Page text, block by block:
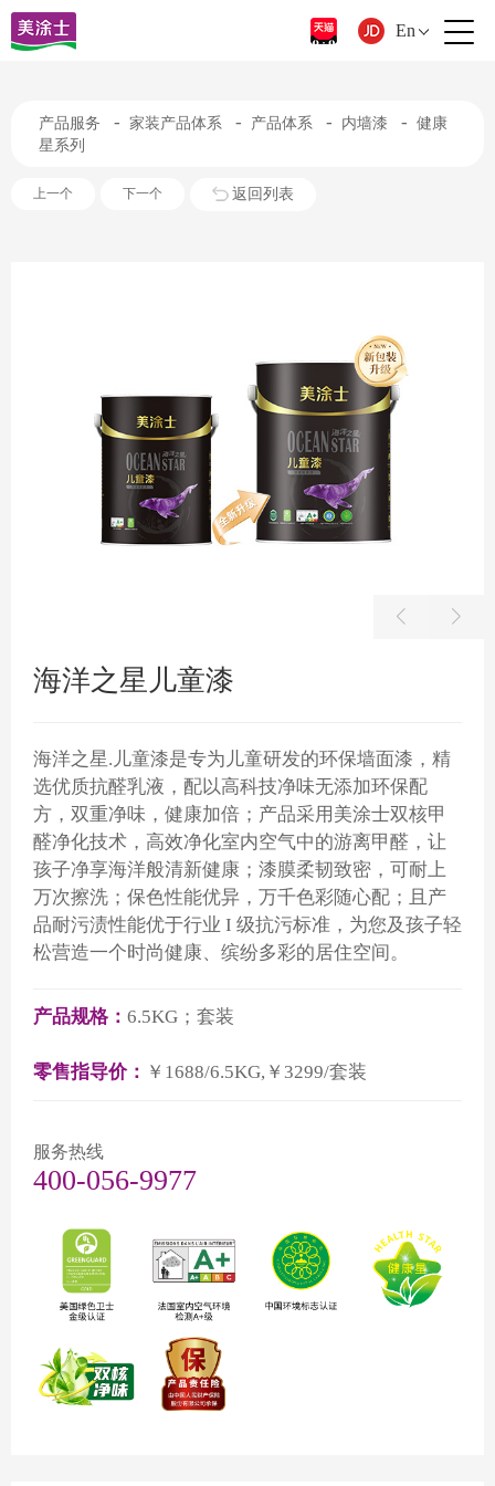
En
产品服务 - 家装产品体系 - 产品体系 - 内墙漆 - 健康
星系列
上一个 下一个 返回列表
海洋之星儿童漆
海洋之星.儿童漆是专为儿童研发的环保墙面漆，精
选优质抗醛乳液，配以高科技净味无添加环保配
方，双重净味，健康加倍；产品采用美涂士双核甲
醛净化技术，高效净化室内空气中的游离甲醛，让
孩子净享海洋般清新健康；漆膜柔韧致密，可耐上
万次擦洗；保色性能优异，万千色彩随心配；且产
品耐污渍性能优于行业 I 级抗污标准，为您及孩子轻
松营造一个时尚健康、缤纷多彩的居住空间。
产品规格： 6.5KG；套装
零售指导价： ￥1688/6.5KG,￥3299/套装
服务热线
400-056-9977